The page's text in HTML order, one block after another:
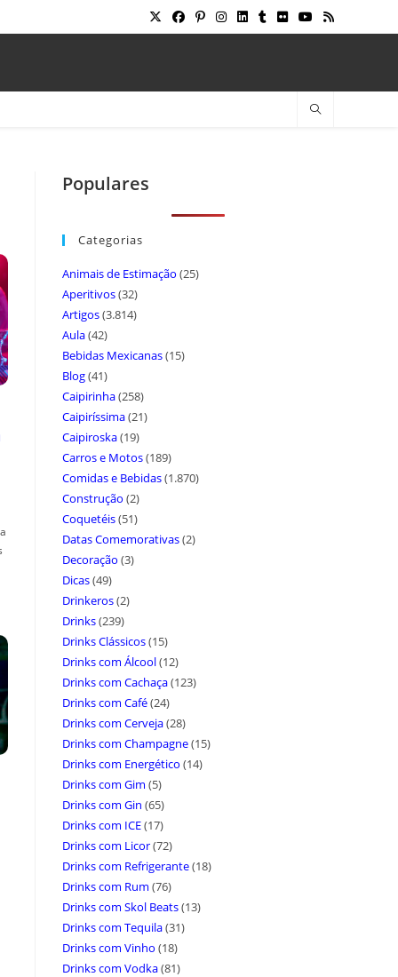
Populares
Categorias
Animais de Estimação (25)
Aperitivos(32)
Artigos(3.814)
Aula(42)
Bebidas Mexicanas(15)
Blog(41)
Caipirinha(258)
Caipiríssima(21)
Caipiroska(19)
Carros e Motos(189)
Comidas e Bebidas(1.870)
Construção (2)
Coquetéis(51)
Datas Comemorativas(2)
Decoração (3)
Dicas(49)
Drinkeros(2)
Drinks(239)
Drinks Clássicos(15)
Drinks com Álcool(12)
Drinks com Cachaça(123)
Drinks com Café(24)
Drinks com Cerveja(28)
Drinks com Champagne(15)
Drinks com Energético (14)
Drinks com Gim (5)
Drinks com Gin (65)
Drinks com ICE(17)
Drinks com Licor(72)
Drinks com Refrigerante(18)
Drinks com Rum (76)
Drinks com Skol Beats(13)
Drinks com Tequila(31)
Drinks com Vinho (18)
Drinks com Vodka(81)